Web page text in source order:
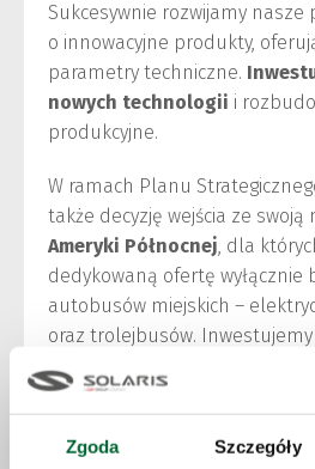
Zgoda Szczegóły
Sukcesywnie rozwijamy nasze
o innowacyjne produkty,
parametry techniczne.
nowych technologii i
produkcyjne.
W ramach Planu
także decyzję wejścia ze swoją
Ameryki Północnej, dla
dedykowaną ofertę wyłącznie
autobusów miejskich –
oraz trolejbusów.
dla operatorów
nową zeroemisyjną platformę
w Europie.